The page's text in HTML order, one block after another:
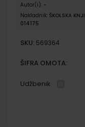
Autor(i): -
Nakladnik: ŠKOLSKA
014175
SKU: 569364
ŠIFRA OMOTA:
Udžbenik